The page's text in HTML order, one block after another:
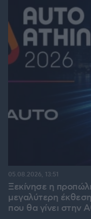
Ξεκίνησε η
μεγαλύτερη
που θα γίνει στην
05.08.2026, 13:51